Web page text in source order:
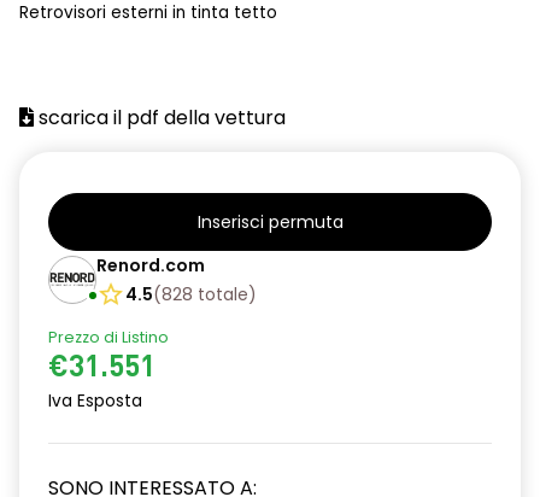
azacristalli anteriori elettrici e impulsionali
cerchi in lega da 18''
climatizzatore automatico
criterio tecnico per tetto panoramico
design cerchi in lega da 18'' diamantati black hole
disattivazione ADAS
distance warning avviso distanza di sicurezza
doppio fondo bagagliaio
Retrovisori esterni in tinta tetto
scarica il pdf della vettura
Inserisci permuta
Renord.com
4.5(828 totale)
Prezzo di Listino
€31.551
Iva Esposta
SONO INTERESSATO A: